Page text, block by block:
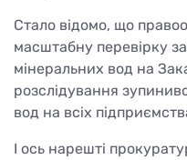
Стало відомо, що
масштабну перевірку
мінеральних вод на
розслідування
вод на всіх
І ось нарешті